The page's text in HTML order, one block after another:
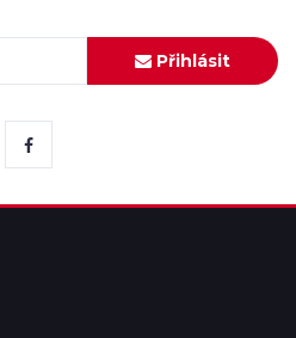
Přihlásit